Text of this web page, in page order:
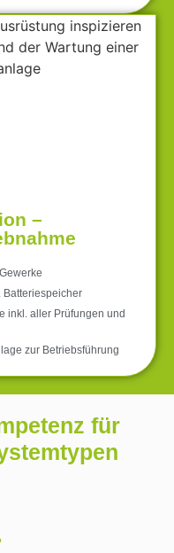
–
Batteriespeicher
inkl. aller Prüfungen und
zur Betriebsführung
für